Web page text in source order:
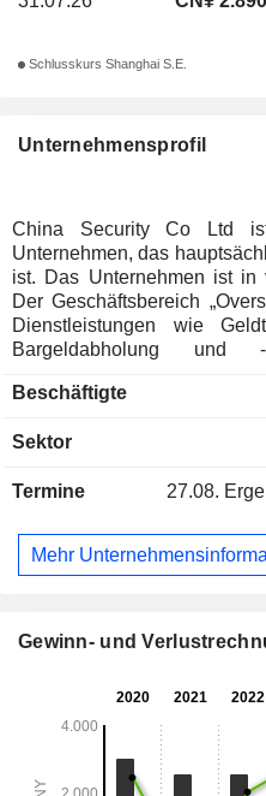
Unternehmensprofil
China Security Co Ltd
Unternehmen, das
ist. Das Unternehmen ist in
Der Geschäftsbereich
Dienstleistungen wie
Bargeldabholung und
Lagerung von
Einzelhändler und andere
Integrationsgeschäft“
Sicherheitssystemen.
Herstellung und Vertrieb
und ausländischen Märkten
Beschäftigte
Sektor
Termine 27.08.
Mehr
Schlusskurs Shanghai S.E.
Gewinn- und